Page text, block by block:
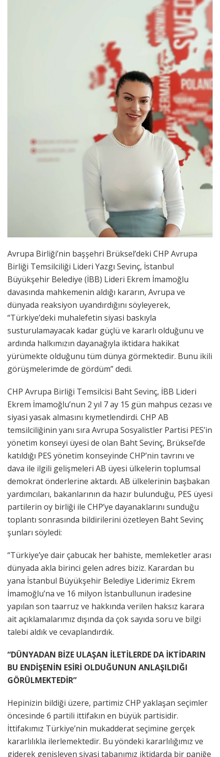
Avrupa Birliği’nin başşehri Brüksel’deki CHP Avrupa
Birliği Temsilciliği Lideri Yazgı Sevinç, İstanbul
Büyükşehir Belediye (İBB) Lideri Ekrem İmamoğlu
davasında mahkemenin aldığı kararın, Avrupa ve
dünyada reaksiyon uyandırdığını söyleyerek,
“Türkiye’deki muhalefetin siyasi baskıyla
susturulamayacak kadar güçlü ve kararlı olduğunu ve
ardında halkımızın dayanağıyla iktidara hakikat
yürümekte olduğunu tüm dünya görmektedir. Bunu ikili
görüşmelerimde de gördüm” dedi.
CHP Avrupa Birliği Temsilcisi Baht Sevinç, İBB Lideri
Ekrem İmamoğlu’nun 2 yıl 7 ay 15 gün mahpus cezası ve
siyasi yasak almasını kıymetlendirdi. CHP AB
temsilciliğinin yanı sıra Avrupa Sosyalistler Partisi PES’in
yönetim konseyi üyesi de olan Baht Sevinç, Brüksel’de
katıldığı PES yönetim konseyinde CHP’nin tavrını ve
dava ile ilgili gelişmeleri AB üyesi ülkelerin toplumsal
demokrat önderlerine aktardı. AB ülkelerinin başbakan
yardımcıları, bakanlarının da hazır bulunduğu, PES üyesi
partilerin oy birliği ile CHP’ye dayanaklarını sunduğu
toplantı sonrasında bildirilerini özetleyen Baht Sevinç
şunları söyledi:
“Türkiye’ye dair çabucak her bahiste, memleketler arası
dünyada akla birinci gelen adres biziz. Karardan bu
yana İstanbul Büyükşehir Belediye Liderimiz Ekrem
İmamoğlu’na ve 16 milyon İstanbullunun iradesine
yapılan son taarruz ve hakkında verilen haksız karara
ait açıklamalarımız dışında da çok sayıda soru ve bilgi
talebi aldık ve cevaplandırdık.
“DÜNYADAN BİZE ULAŞAN İLETİLERDE DA İKTİDARIN
BU ENDİŞENİN ESİRİ OLDUĞUNUN ANLAŞILDIĞI
GÖRÜLMEKTEDİR”
Hepinizin bildiği üzere, partimiz CHP yaklaşan seçimler
öncesinde 6 partili ittifakın en büyük partisidir.
İttifakımız Türkiye’nin mukadderat seçimine gerçek
kararlılıkla ilerlemektedir. Bu yöndeki kararlılığımız ve
giderek genişleyen siyasi tabanımız iktidarda bir paniğe